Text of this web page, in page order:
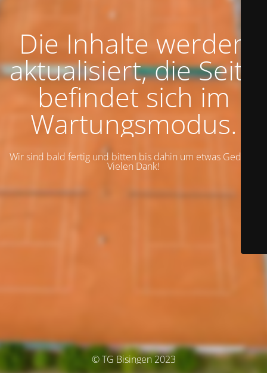
Die Inhalte werden
aktualisiert, die Seite
befindet sich im
Wartungsmodus.
Wir sind bald fertig und bitten bis dahin um etwas Geduld.
Vielen Dank!
© TG Bisingen 2023